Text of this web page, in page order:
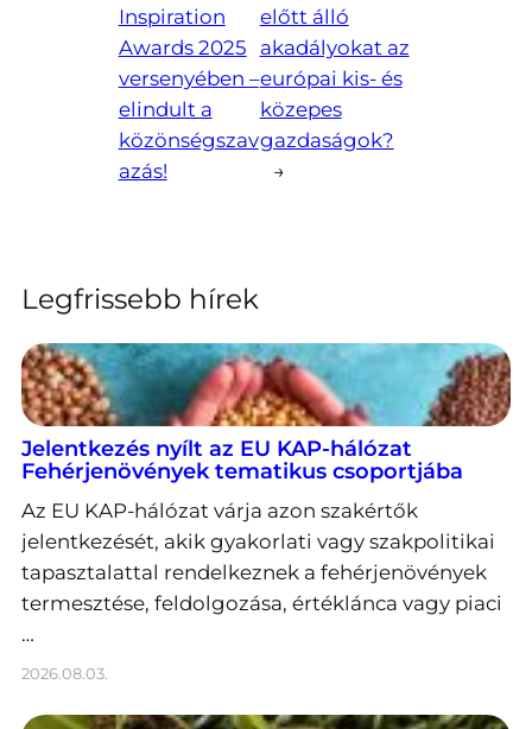
Inspiration
Awards 2025
versenyében –
elindult a
közönségszav
azás!
előtt álló
akadályokat az
európai kis- és
közepes
gazdaságok?
→
Legfrissebb hírek
Jelentkezés nyílt az EU KAP-hálózat
Fehérjenövények tematikus csoportjába
Az EU KAP-hálózat várja azon szakértők
jelentkezését, akik gyakorlati vagy szakpolitikai
tapasztalattal rendelkeznek a fehérjenövények
termesztése, feldolgozása, értéklánca vagy piaci
…
2026.08.03.